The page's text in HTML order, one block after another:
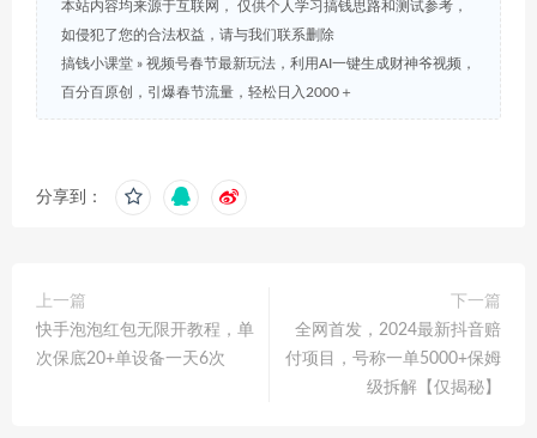
本站内容均来源于互联网， 仅供个人学习搞钱思路和测试参考，
如侵犯了您的合法权益，请与我们联系删除
搞钱小课堂 » 视频号春节最新玩法，利用AI一键生成财神爷视频，
百分百原创，引爆春节流量，轻松日入2000＋
分享到：
上一篇
快手泡泡红包无限开教程，单
次保底20+单设备一天6次
下一篇
全网首发，2024最新抖音赔
付项目，号称一单5000+保姆
级拆解【仅揭秘】